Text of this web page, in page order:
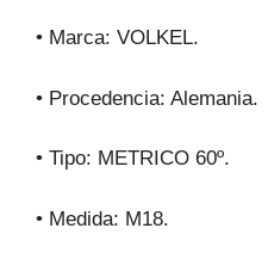
• Marca: VOLKEL.
• Procedencia: Alemania.
• Tipo: METRICO 60º.
• Medida: M18.